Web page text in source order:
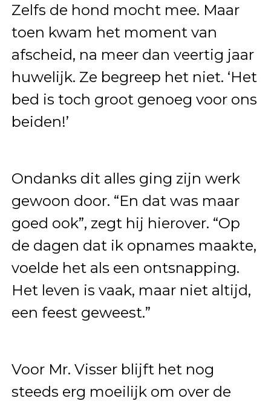
Zelfs de hond mocht mee. Maar
toen kwam het moment van
afscheid, na meer dan veertig jaar
huwelijk. Ze begreep het niet. ‘Het
bed is toch groot genoeg voor ons
beiden!’
Ondanks dit alles ging zijn werk
gewoon door. “En dat was maar
goed ook”, zegt hij hierover. “Op
de dagen dat ik opnames maakte,
voelde het als een ontsnapping.
Het leven is vaak, maar niet altijd,
een feest geweest.”
Voor Mr. Visser blijft het nog
steeds erg moeilijk om over de